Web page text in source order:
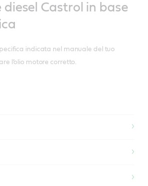
Castrol in base
indicata nel manuale del tuo
l’olio motore corretto.